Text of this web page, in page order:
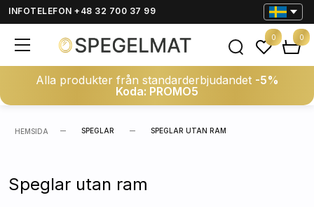
INFOTELEFON +48 32 700 37 99
Alla produkter från standarderbjudandet -5%
Koda: PROMO5
0 0
HEMSIDA SPEGLAR SPEGLAR UTAN RAM
Speglar utan ram